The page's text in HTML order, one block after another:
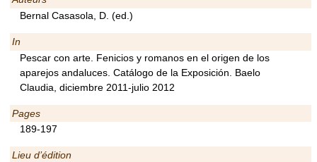
Bernal Casasola, D. (ed.)
In
Pescar con arte. Fenicios y romanos en el origen de los
aparejos andaluces. Catálogo de la Exposición. Baelo
Claudia, diciembre 2011-julio 2012
Pages
189-197
Lieu d’édition